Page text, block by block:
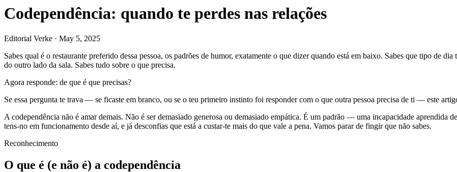
Codependência: quando te perdes nas relações
Editorial Verke · May 5, 2025
Sabes qual é o restaurante preferido dessa pessoa, os padrões de humor, exatamente o que dizer quando está em baixo. Sabes que tipo de
do outro lado da sala. Sabes tudo sobre o que precisa.
Agora responde: de que é que precisas?
Se essa pergunta te trava — se ficaste em branco, ou se o teu primeiro instinto foi responder com o que outra pessoa precisa de ti — este
A codependência não é amar demais. Não é ser demasiado generosa ou demasiado empática. É um padrão — uma incapacidade aprendida
tens-no em funcionamento desde aí, e já desconfias que está a custar-te mais do que vale a pena. Vamos parar de fingir que não sabes.
Reconhecimento
O que é (e não é) a codependência